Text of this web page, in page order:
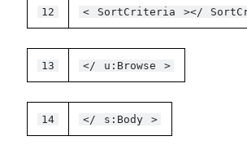
12 < SortCriteria ></
13 </ u:Browse >
14 </ s:Body >